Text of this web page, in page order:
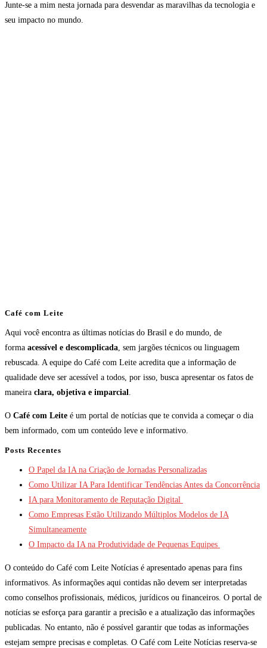
Junte-se a mim nesta jornada para desvendar as maravilhas da tecnologia e
seu impacto no mundo.
Café com Leite
Aqui você encontra as últimas notícias do Brasil e do mundo, de
forma acessível e descomplicada, sem jargões técnicos ou linguagem
rebuscada. A equipe do Café com Leite acredita que a informação de
qualidade deve ser acessível a todos, por isso, busca apresentar os fatos de
maneira clara, objetiva e imparcial.
O Café com Leite é um portal de notícias que te convida a começar o dia
bem informado, com um conteúdo leve e informativo.
Posts Recentes
O Papel da IA na Criação de Jornadas Personalizadas
Como Utilizar IA Para Identificar Tendências Antes da Concorrência
IA para Monitoramento de Reputação Digital
Como Empresas Estão Utilizando Múltiplos Modelos de IA
Simultaneamente
O Impacto da IA na Produtividade de Pequenas Equipes
O conteúdo do Café com Leite Notícias é apresentado apenas para fins
informativos. As informações aqui contidas não devem ser interpretadas
como conselhos profissionais, médicos, jurídicos ou financeiros. O portal de
notícias se esforça para garantir a precisão e a atualização das informações
publicadas. No entanto, não é possível garantir que todas as informações
estejam sempre precisas e completas. O Café com Leite Notícias reserva-se